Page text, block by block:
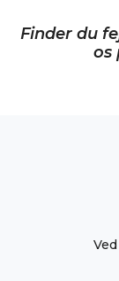
Finder du
os